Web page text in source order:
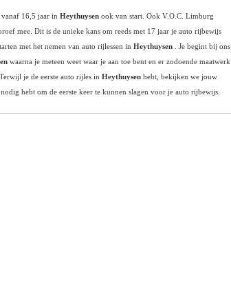
16,5 jaar in Heythuysen ook van start. Ook V.O.C. Limburg
mee. Dit is de unieke kans om reeds met 17 jaar je auto rijbewijs
met het nemen van auto rijlessen in Heythuysen . Je begint bij ons
waarna je meteen weet waar je aan toe bent en er zodoende maatwerk
je de eerste auto rijles in Heythuysen hebt, bekijken we jouw
hebt om de eerste keer te kunnen slagen voor je auto rijbewijs.